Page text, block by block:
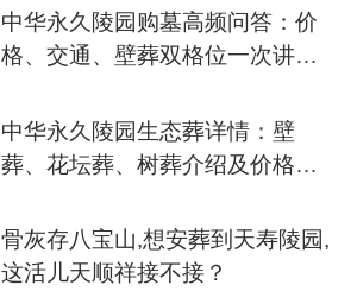
中华永久陵园购墓高频问答：价
格、交通、壁葬双格位一次讲清
中华永久陵园生态葬详情：壁
葬、花坛葬、树葬介绍及价格参
骨灰存八宝山,想安葬到天寿陵园,
这活儿天顺祥接不接？